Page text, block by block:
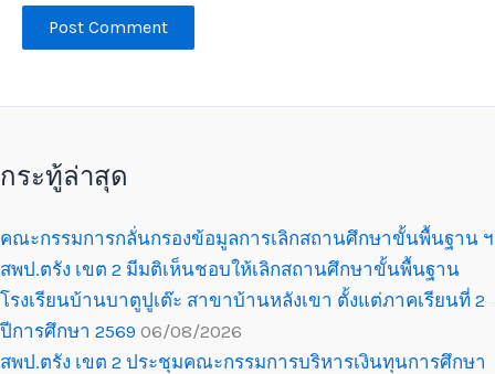
กระทู้ล่าสุด
คณะกรรมการกลั่นกรองข้อมูลการเลิกสถานศึกษาขั้นพื้นฐาน ฯ
สพป.ตรัง เขต 2 มีมติเห็นชอบให้เลิกสถานศึกษาขั้นพื้นฐาน
โรงเรียนบ้านบาตูปูเต๊ะ สาขาบ้านหลังเขา ตั้งแต่ภาคเรียนที่ 2
ปีการศึกษา 2569 06/08/2026
สพป.ตรัง เขต 2 ประชุมคณะกรรมการบริหารเงินทุนการศึกษา